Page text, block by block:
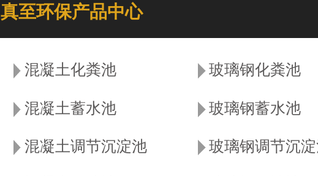
真至环保产品中心
混凝土化粪池 玻璃钢化粪池
混凝土蓄水池 玻璃钢蓄水池
混凝土调节沉淀池 玻璃钢调节沉